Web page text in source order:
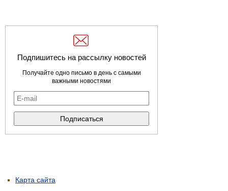
Подпишитесь на рассылку новостей
Получайте одно письмо в день с самыми
важными новостями
Карта сайта